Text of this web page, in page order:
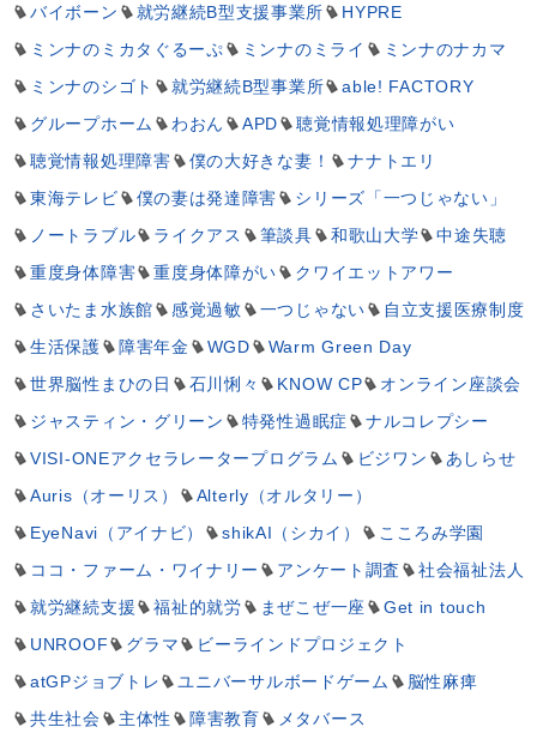
バイボーン 就労継続B型支援事業所
HYPRE
ミンナのミカタぐるーぷ
ミンナのミライ
ミンナのナカマ
ミンナのシゴト
就労継続B型事業所
able! FACTORY
グループホーム
わおん APD
聴覚情報処理障がい
聴覚情報処理障害
僕の大好きな妻！
ナナトエリ
東海テレビ
僕の妻は発達障害
シリーズ「一つじゃない」
ノートラブル
ライクアス 筆談具 和歌山大学
中途失聴
重度身体障害
重度身体障がい
クワイエットアワー
さいたま水族館
感覚過敏 一つじゃない
自立支援医療制度
生活保護
障害年金 WGD
Warm Green Day
世界脳性まひの日
石川悧々 KNOW CP
オンライン座談会
ジャスティン・グリーン
特発性過眠症
ナルコレプシー
VISI-ONEアクセラレータープログラム
ビジワン
あしらせ
Auris（オーリス）
Alterly（オルタリー）
EyeNavi（アイナビ）
shikAI（シカイ）
こころみ学園
ココ・ファーム・ワイナリー
アンケート調査
社会福祉法人
就労継続支援
福祉的就労 まぜこぜ一座
Get in touch
UNROOF
グラマ
ビーラインドプロジェクト
atGPジョブトレ
ユニバーサルボードゲーム
脳性麻痺
共生社会
主体性 障害教育
メタバース